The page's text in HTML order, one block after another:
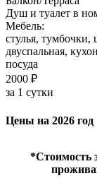
Душ и туалет в
Мебель:
стулья, тумбочки,
двуспальная,
посуда
2000 ₽
за 1 сутки
Цены на 2026 год
*Стоимость